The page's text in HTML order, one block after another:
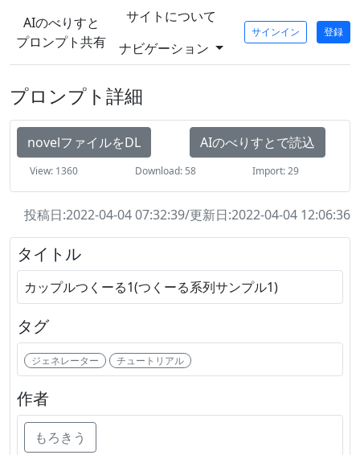
AIのべりすと
プロンプト共有
サイトについて
ナビゲーション
サインイン 登録
プロンプト詳細
novelファイルをDL AIのべりすとで読込
View: 1360 Download: 58 Import: 29
投稿日:2022-04-04 07:32:39/更新日:2022-04-04 12:06:36
タイトル
カップルつくーる1(つくーる系列サンプル1)
タグ
ジェネレーター チュートリアル
作者
もろきう